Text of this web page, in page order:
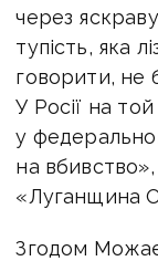
через яскраву
тупість, яка
говорити, не
У Росії на
у
на
«Луганщина
Згодом